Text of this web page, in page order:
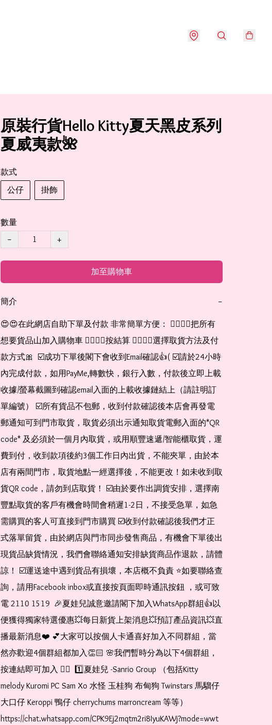
原裝行貨Hello Kitty夏天黑皮系列
夏威夷款🌺
款式
公仔
掛飾
數量
−
+
加至購物車
簡介 −
😍😍在此網店自助下單及付款 非常簡單方便： 👉🏻👉🏻把所有
想要貨品山加入購物車 👉🏻👉🏻按結算 👉🏻👉🏻選擇取貨方法及付
款方式🎀  ☑️成功下單後閣下會收到Email確認👍( ☑️請於24小時
內完成付款，如用PayMe,轉數快，銀行入數，付款後立即上載
收據/螢幕截圖到確認email入面的上載收據鏈結上（請註明訂
單編號） ☑️所有貨品不包郵，收到付款確認後本店會再發電
郵通知可到門市取貨，取貨必須出示通知取貨電郵入面的*QR
code* 及必須於一個月內取貨，或用順豐速遞/智能櫃取貨，運
費到付，收到款項後約3個工作日內出貨，不能夾單，由於本
店有兩間門市，取貨地點一經選擇後，不能更改！如未收到取
貨QR code，請勿到店取貨！ ☑️由於要作出調貨安排，選擇南
豐點取貨的客戶有機會時間會稍遲1-2日，不接受急單，如急
需購買的客人可直接到門市購買 ☑️收到付款確認後我們才正
式落單留貨，由於網店與門市同步發售商品，有機會下單後出
現貨品缺貨情況，我們會聯絡通知安排缺貨商品作退款，請體
諒！ ☑️運送途中遇到貨品有損壞，本店概不負責 ⭐️如要聯絡查
詢，請用Facebook inbox或直接按頁面即時通訊按鈕 ，或可致
電 2110 1519  🎉夏娃兒誠意邀請閣下加入WhatsApp群組👍以
便獲得獨家特選優惠💥每日新貨上架消息💥預訂產品資訊💥直
播最新消息❤️ 💕大家可以按個人卡通喜好加入不同群組，當
然亦歡迎4個群組都加入👏🏻 🌸我們暫時分為以下4個群組，
按連結即可加入 👇🏻  1️⃣夏娃兒 -Sanrio Group （包括Kitty
melody Kuromi PC Sam Xo 水怪 玉桂狗 布甸狗 Twinstars 馬騮仔
大口仔 Keroppi 鴨仔 cherrychums marroncream 等等）
https://chat.whatsapp.com/CPK9Ej2mqtm2ri8IyuKAWj?mode=wwt